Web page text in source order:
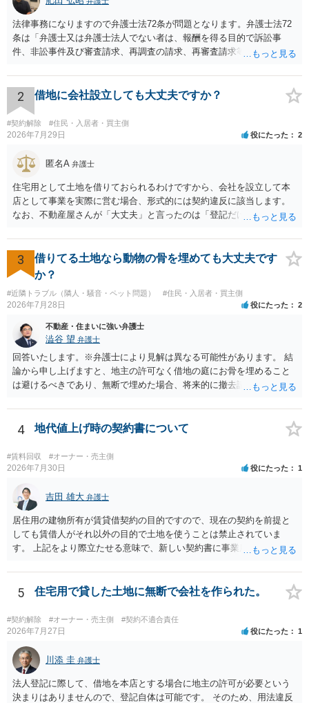
法律事務になりますので弁護士法72条が問題となります。弁護士法72
条は「弁護士又は弁護士法人でない者は、報酬を得る目的で訴訟事
件、非訟事件及び審査請求、再調査の請求、再審査請求等行政庁に対
しくは和解その他の法律事務を取り扱い、又はこれらの周旋をするこ
とを業とすることができない。ただし、この法律又は他の法律に別段
の定めがある場合は、この限りでない。」とのことから、報酬を得る
目的がないのであれば適法です。なぜなら、弁護士法72条に違反しな
いのであれば、委任については無償で委任者が受任者に委任できるか
2 借地に会社設立しても大丈夫ですか？
#契約解除 #住民・入居者・買主側
2026年7月29日 役にたった 2
匿名A 弁護士
住宅用として土地を借りておられるわけですから、会社を設立して本
店として事業を実際に営む場合、形式的には契約違反に該当します。
なお、不動産屋さんが「大丈夫」と言ったのは「登記だけなら実務上
れますが、これは法的な保証ではありません。 ただ、解除まで認めら
れるかどうかについては信頼関係が破壊されたかどうかで判断されま
すので、建物を事務所・店舗用に大きく改築する等までなさらない限
り、リスクはそれほど大きくないかもしれません。 しかしそれでも、
大家さんが契約違反を口実に、将来の更新時に更新料の上乗せを要求
したり、立ち退きを迫る材料に使ったりする可能性は否定できませ
ん。
3
借りてる土地なら動物の骨を埋めても大丈夫です
か？
#近隣トラブル（隣人・騒音・ペット問題） #住民・入居者・買主側
2026年7月28日 役にたった 2
不動産・住まいに強い弁護士
澁谷 望 弁護士
回答いたします。※弁護士により見解は異なる可能性があります。 結
論から申し上げますと、地主の許可なく借地の庭にお骨を埋めること
は避けるべきであり、無断で埋めた場合、将来的に撤去請求や退去時
上、自分のペットの遺骨を埋める行為自体は墓地埋葬法違反や不法投
棄には該当しないため、犯罪になるわけではありません。しかし、建
物の所有者は質問者様であっても、土地の所有権はあくまで地主にあ
ります。そのため、地主に無断でお骨を埋める行為は、他人の所有権
を侵害する行為や、借地人としての善管注意義務違反とみなされる可
事前に地主へ相談して許可を得るか、土地に直接埋めずに大きめの鉢
植え等で供養する「プランター葬」や、ペット霊園等への納骨を検討
されるのが確実かと思います。
4 地代値上げ時の契約書について
#賃料回収 #オーナー・売主側
2026年7月30日 役にたった 1
吉田 雄大 弁護士
居住用の建物所有が賃貸借契約の目的ですので、現在の契約を前提と
しても賃借人がそれ以外の目的で土地を使うことは禁止されていま
す。 上記をより際立たせる意味で、新しい契約書に事業用として用い
交渉である以上賃借人が拒んだ場合には入りませんが、提案するのは
良い方法と思います。
5 住宅用で貸した土地に無断で会社を作られた。
#契約解除 #オーナー・売主側 #契約不適合責任
2026年7月27日 役にたった 1
川添 圭 弁護士
法人登記に際して、借地を本店とする場合に地主の許可が必要という
決まりはありませんので、登記自体は可能です。 そのため、用法違反